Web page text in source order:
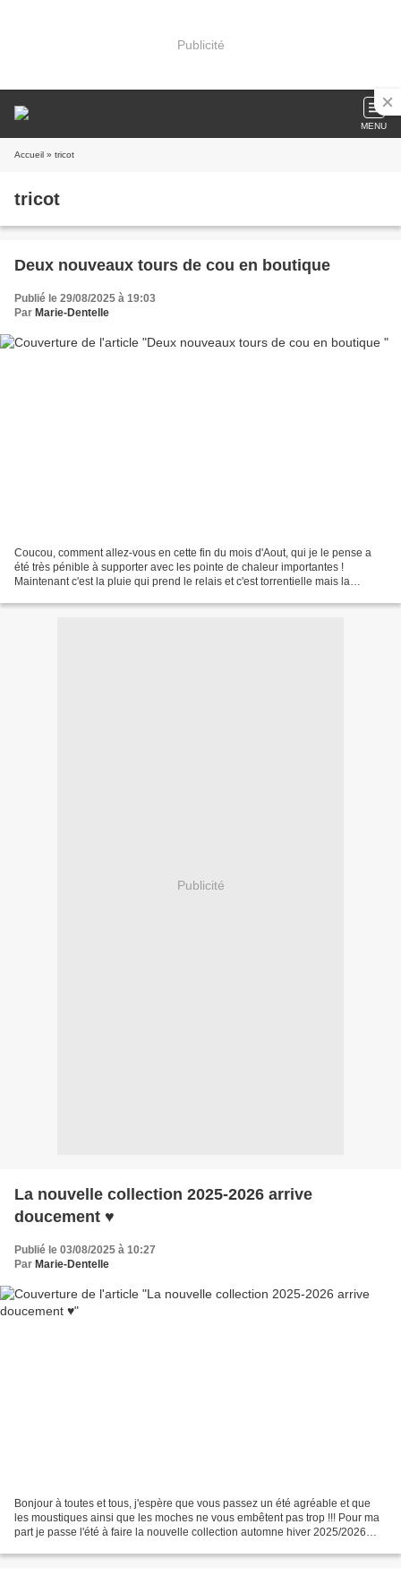
Publicité
MENU
Accueil » tricot
tricot
Deux nouveaux tours de cou en boutique
Publié le 29/08/2025 à 19:03
Par Marie-Dentelle
Coucou, comment allez-vous en cette fin du mois d'Aout, qui je le pense a
été très pénible à supporter avec les pointe de chaleur importantes !
Maintenant c'est la pluie qui prend le relais et c'est torrentielle mais la
Publicité
La nouvelle collection 2025-2026 arrive
doucement ♥
Publié le 03/08/2025 à 10:27
Par Marie-Dentelle
Bonjour à toutes et tous, j'espère que vous passez un été agréable et que
les moustiques ainsi que les moches ne vous embêtent pas trop !!! Pour ma
part je passe l'été à faire la nouvelle collection automne hiver 2025/2026